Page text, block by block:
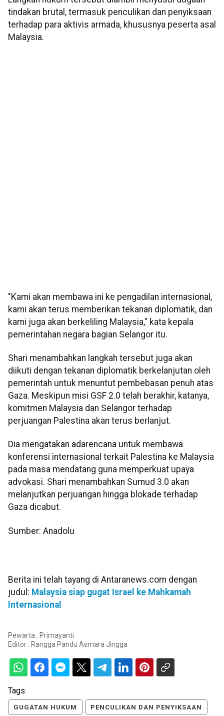
tindakan brutal, termasuk penculikan dan penyiksaan
terhadap para aktivis armada, khususnya peserta asal
Malaysia.
"Kami akan membawa ini ke pengadilan internasional,
kami akan terus memberikan tekanan diplomatik, dan
kami juga akan berkeliling Malaysia," kata kepala
pemerintahan negara bagian Selangor itu.
Shari menambahkan langkah tersebut juga akan
diikuti dengan tekanan diplomatik berkelanjutan oleh
pemerintah untuk menuntut pembebasan penuh atas
Gaza. Meskipun misi GSF 2.0 telah berakhir, katanya,
komitmen Malaysia dan Selangor terhadap
perjuangan Palestina akan terus berlanjut.
Dia mengatakan adarencana untuk membawa
konferensi internasional terkait Palestina ke Malaysia
pada masa mendatang guna memperkuat upaya
advokasi. Shari menambahkan Sumud 3.0 akan
melanjutkan perjuangan hingga blokade terhadap
Gaza dicabut.
Sumber: Anadolu
Berita ini telah tayang di Antaranews.com dengan
judul: Malaysia siap gugat Israel ke Mahkamah
Internasional
Pewarta : Primayanti
Editor : Rangga Pandu Asmara Jingga
Tags:
GUGATAN HUKUM PENCULIKAN DAN PENYIKSAAN